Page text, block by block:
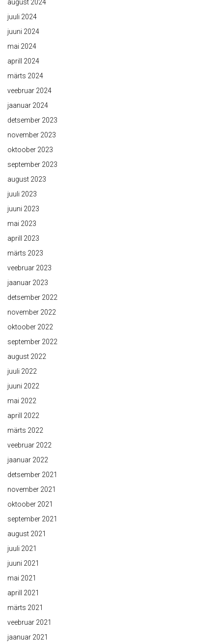
august 2024
juuli 2024
juuni 2024
mai 2024
aprill 2024
märts 2024
veebruar 2024
jaanuar 2024
detsember 2023
november 2023
oktoober 2023
september 2023
august 2023
juuli 2023
juuni 2023
mai 2023
aprill 2023
märts 2023
veebruar 2023
jaanuar 2023
detsember 2022
november 2022
oktoober 2022
september 2022
august 2022
juuli 2022
juuni 2022
mai 2022
aprill 2022
märts 2022
veebruar 2022
jaanuar 2022
detsember 2021
november 2021
oktoober 2021
september 2021
august 2021
juuli 2021
juuni 2021
mai 2021
aprill 2021
märts 2021
veebruar 2021
jaanuar 2021